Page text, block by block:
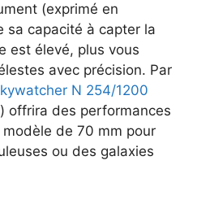
(exprimé en
sa capacité à capter la
est élevé, plus vous
avec précision. Par
N 254/1200
offrira des performances
de 70 mm pour
ou des galaxies